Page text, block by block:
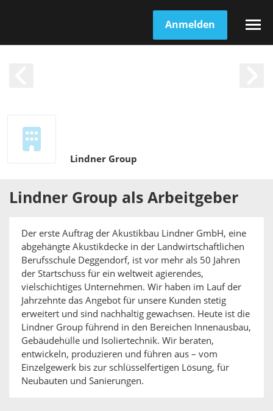
Anmelden
Lindner Group
Lindner Group als Arbeitgeber
Der erste Auftrag der Akustikbau Lindner GmbH, eine
abgehängte Akustikdecke in der Landwirtschaftlichen
Berufsschule Deggendorf, ist vor mehr als 50 Jahren
der Startschuss für ein weltweit agierendes,
vielschichtiges Unternehmen. Wir haben im Lauf der
Jahrzehnte das Angebot für unsere Kunden stetig
erweitert und sind nachhaltig gewachsen. Heute ist die
Lindner Group führend in den Bereichen Innenausbau,
Gebäudehülle und Isoliertechnik. Wir beraten,
entwickeln, produzieren und führen aus – vom
Einzelgewerk bis zur schlüsselfertigen Lösung, für
Neubauten und Sanierungen.